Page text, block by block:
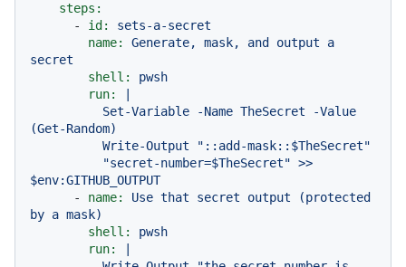
steps:
-
id:
sets-a-secret
name:
Generate, mask, and output
a
secret
shell:
pwsh
run:
(Get-Random)
-
name: Use that secret output
(protected
by a mask)
shell:
pwsh
run: